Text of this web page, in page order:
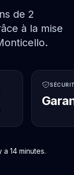
de 2
à la mise
14 minutes.